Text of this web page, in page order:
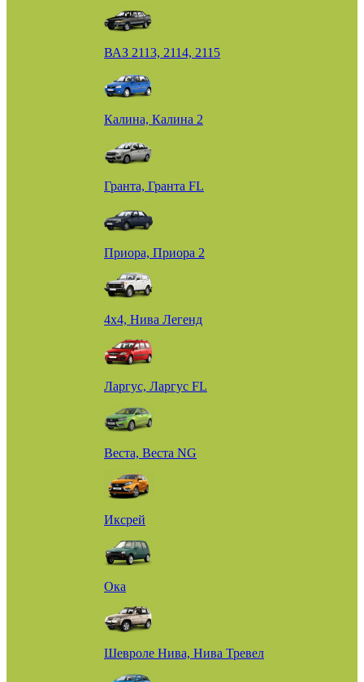
ВАЗ 2113, 2114, 2115
Калина, Калина 2
Гранта, Гранта FL
Приора, Приора 2
4х4, Нива Легенд
Ларгус, Ларгус FL
Веста, Веста NG
Иксрей
Ока
Шевроле Нива, Нива Тревел